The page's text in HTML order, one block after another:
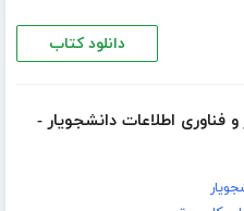
دانلود کتاب
فناوری اطلاعات دانشجویار -